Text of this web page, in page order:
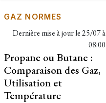
GAZ NORMES
Dernière mise à jour le25/07 à
08:00
Propane ou Butane :
Comparaison des Gaz,
Utilisation et
Température